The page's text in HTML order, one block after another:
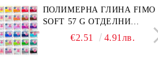
Комплект графитни моливи
KOH-I-NOOR Art 24 бр. (8B-
10H) В метална кутия
€18.60 36.38лв.
ПОЛИМЕРНА ГЛИНА FIMO
SOFT 57 G ОТДЕЛНИ
ЦВЕТОВЕ€2.51 4.91лв.